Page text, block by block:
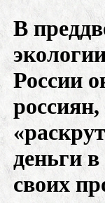
В
России
деньги
своих